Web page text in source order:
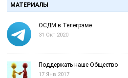
МАТЕРИАЛЫ
ОСДМ в Телеграме
31 Окт 2020
Поддержать наше Общество
17 Янв 2017